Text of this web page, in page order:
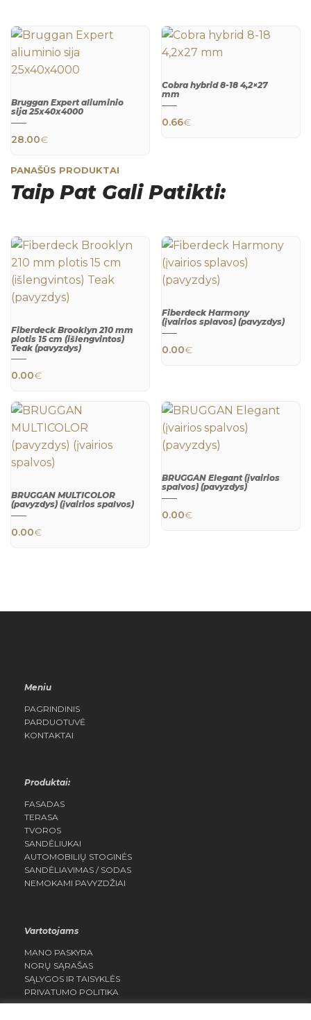
Bruggan Expert aliuminio
sija 25х40х4000
28.00€
Cobra hybrid 8-18 4,2×27
mm
0.66€
PANAŠŪS PRODUKTAI
Taip Pat Gali Patikti:
Fiberdeck Brooklyn 210 mm
plotis 15 cm (išlengvintos)
Teak (pavyzdys)
0.00€
Fiberdeck Harmony
(įvairios splavos) (pavyzdys)
0.00€
BRUGGAN MULTICOLOR
(pavyzdys) (įvairios spalvos)
0.00€
BRUGGAN Elegant (įvairios
spalvos) (pavyzdys)
0.00€
Meniu
PAGRINDINIS
PARDUOTUVĖ
KONTAKTAI
Produktai:
FASADAS
TERASA
TVOROS
SANDĖLIUKAI
AUTOMOBILIŲ STOGINĖS
SANDĖLIAVIMAS / SODAS
NEMOKAMI PAVYZDŽIAI
Vartotojams
MANO PASKYRA
NORŲ SĄRAŠAS
SĄLYGOS IR TAISYKLĖS
PRIVATUMO POLITIKA